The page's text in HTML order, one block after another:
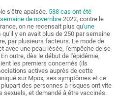
s'être apaisée. 588 cas ont été
de novembre2022, contre le
on ne recensait plus qu'une
qu'il y en avait plus de 250 par semaine
par plusieurs facteurs. Le mode de
avec une peau lésée, l'empêche de se
outre, dès le début de l'épidémie,
les premiers concernés (ils
actives auprès de cette
sur Mpox, ses symptômes et ce
des personnes à risques ont vite
sexuels, et demandé à être vaccinés.